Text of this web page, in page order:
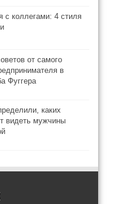
с коллегами: 4 стиля
от самого
в
Фуггера
каких
видеть мужчины